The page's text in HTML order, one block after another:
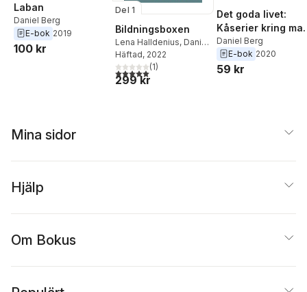
Laban
Daniel Berg
E-bok 2019
100 kr
Del 1
Bildningsboxen
Lena Halldenius, Daniel
Berg,David Larsson
Heidenblad
Dirke,Anna Blennow
Häftad, 2022
5,0utav 5 stjärnor. Totalt antal röster:
(1)
299 kr
Det goda livet:
Kåserier kring
dryck & musik
Daniel Berg
E-bok 2020
59 kr
Mina sidor
Hjälp
Om Bokus